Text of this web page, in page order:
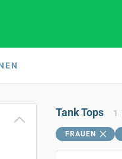
Tank Tops 1
FRAUEN